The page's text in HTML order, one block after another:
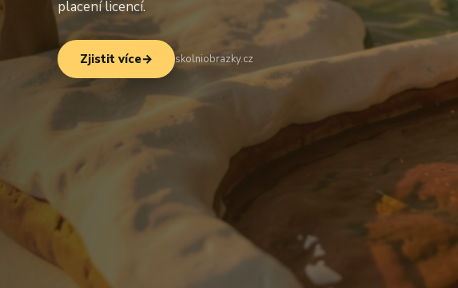
placení licencí.
Zjistit více→ skolniobrazky.cz